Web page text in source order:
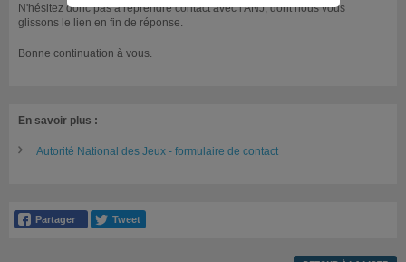
N'hésitez donc pas à reprendre contact avec l'ANJ, dont nous vous
glissons le lien en fin de réponse.
Bonne continuation à vous.
En savoir plus :
Autorité National des Jeux - formulaire de contact